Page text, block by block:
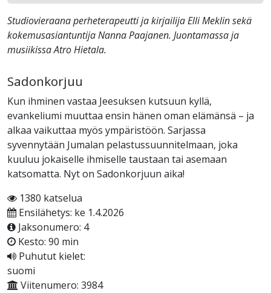
Studiovieraana perheterapeutti ja kirjailija Elli Meklin sekä
kokemusasiantuntija Nanna Paajanen. Juontamassa ja
musiikissa Atro Hietala.
Sadonkorjuu
Kun ihminen vastaa Jeesuksen kutsuun kyllä,
evankeliumi muuttaa ensin hänen oman elämänsä – ja
alkaa vaikuttaa myös ympäristöön. Sarjassa
syvennytään Jumalan pelastussuunnitelmaan, joka
kuuluu jokaiselle ihmiselle taustaan tai asemaan
katsomatta. Nyt on Sadonkorjuun aika!
1380 katselua
Ensilähetys: ke 1.4.2026
Jaksonumero: 4
Kesto: 90 min
Puhutut kielet:
suomi
Viitenumero: 3984